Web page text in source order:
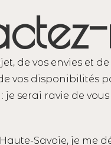
de vos envies et de
vos disponibilités
je serai ravie de
Savoie, je me